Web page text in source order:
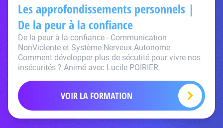
Les approfondissements personnels |
De la peur à la confiance
De la peur à la confiance - Communication
NonViolente et Système Nerveux Autonome
Comment développer plus de sécutité pour vivre nos
insécurités ? Animé avec Lucile POIRIER
VOIR LA FORMATION